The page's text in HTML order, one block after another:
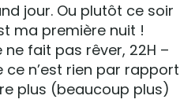
jour. Ou plutôt ce soir
ma première nuit !
ne fait pas rêver, 22H –
n’est rien par rapport
plus (beaucoup plus)